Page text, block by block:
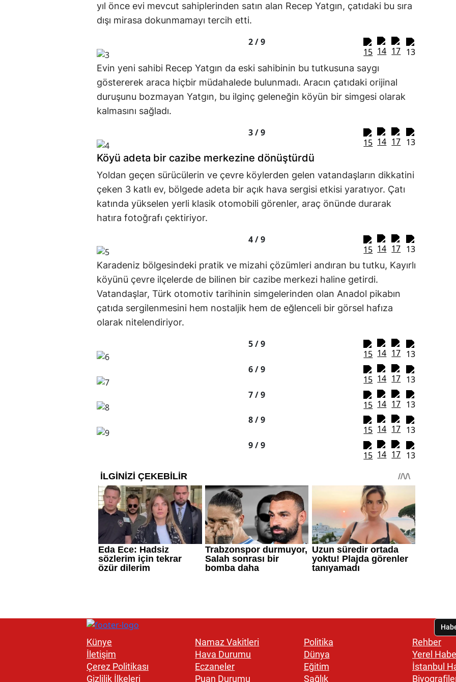
yıl önce evi mevcut sahiplerinden satın alan Recep Yatgın, çatıdaki bu sıra
dışı mirasa dokunmamayı tercih etti.
2 /9
Evin yeni sahibi Recep Yatgın da eski sahibinin bu tutkusuna saygı
göstererek araca hiçbir müdahalede bulunmadı. Aracın çatıdaki orijinal
duruşunu bozmayan Yatgın, bu ilginç geleneğin köyün bir simgesi olarak
kalmasını sağladı.
3 /9
Köyü adeta bir cazibe merkezine dönüştürdü
Yoldan geçen sürücülerin ve çevre köylerden gelen vatandaşların dikkatini
çeken 3 katlı ev, bölgede adeta bir açık hava sergisi etkisi yaratıyor. Çatı
katında yükselen yerli klasik otomobili görenler, araç önünde durarak
hatıra fotoğrafı çektiriyor.
4 /9
Karadeniz bölgesindeki pratik ve mizahi çözümleri andıran bu tutku, Kayırlı
köyünü çevre ilçelerde de bilinen bir cazibe merkezi haline getirdi.
Vatandaşlar, Türk otomotiv tarihinin simgelerinden olan Anadol pikabın
çatıda sergilenmesini hem nostaljik hem de eğlenceli bir görsel hafıza
olarak nitelendiriyor.
5 /9
6 /9
7 /9
8 /9
9 /9
Künye
İletişim
Çerez Politikası
Gizlilik İlkeleri
Namaz Vakitleri
Hava Durumu
Eczaneler
Puan Durumu
Politika
Dünya
Eğitim
Sağlık
Rehber
Yerel
İstanbul